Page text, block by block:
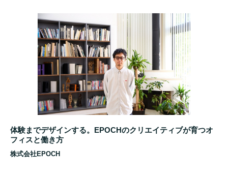
体験までデザインする。EPOCHのクリエイティブが育つオ
フィスと働き方
株式会社EPOCH